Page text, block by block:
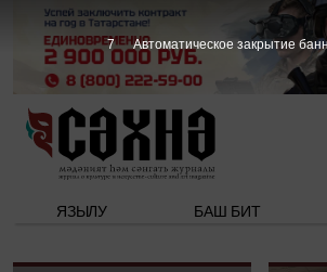
ЯЗЫЛУ БАШ БИТ
6 Автоматическое закрытие